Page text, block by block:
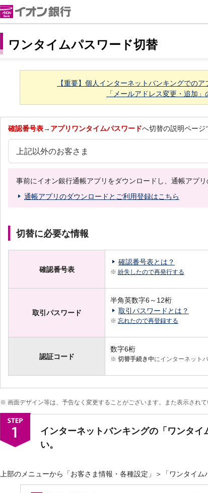
ワンタイムパスワード切替
【重要】個人インターネットバンキングでの
「メールアドレス変更・追加
確認番号表→アプリワンタイムパスワードへ切替の説明ページ
上記以外のお客さま
事前にイオン銀行通帳アプリをダウンロードし、通帳アプ
通帳アプリのダウンロードとご利用登録はこちら
切替に必要な情報
確認番号表
確認番号表とは？
※ 紛失したので再発行する
取引パスワード
半角英数字6～12桁
取引パスワードとは？
※ 忘れたので再登録する
認証コード
数字6桁
※ 切替手続き中にインターネット
※ 画面デザイン等は、予告なく変更することがございます。また表示され
インターネットバンキングの「ワンタ
い。
上部のメニューから「お客さま情報・各種設定」＞「ワンタイ